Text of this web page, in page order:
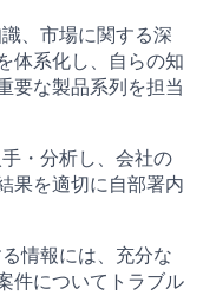
、市場に関する深
体系化し、自らの知
要な製品系列を担当
・分析し、会社の
果を適切に自部署内
情報には、充分な
件についてトラブル